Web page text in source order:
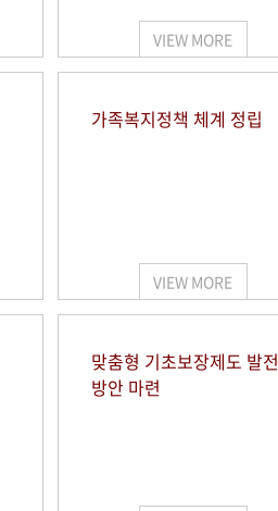
VIEW MORE
가족복지정책 체계 정립
VIEW MORE
맞춤형 기초보장제도 발전
방안 마련